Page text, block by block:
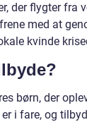
der flygter fra
med at
kvinde
børn, der
i fare, og